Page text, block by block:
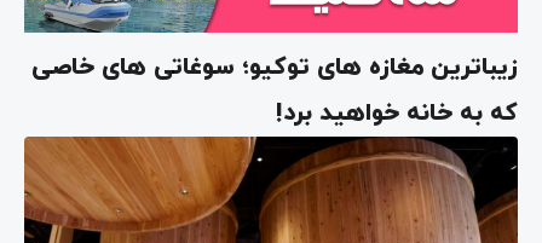
زیباترین مغازه های توکیو؛ سوغاتی های خاصی
که به خانه خواهید برد!